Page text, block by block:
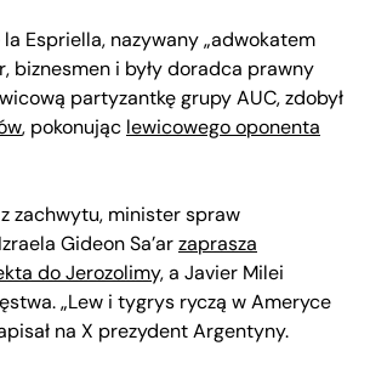
Espriella, nazywany „adwokatem
biznesmen i były doradca prawny
partyzantkę grupy AUC, zdobył
, pokonując lewicowego oponenta
zachwytu, minister spraw
Gideon Sa’arzaprasza
do Jerozolimy,a Javier Milei
„Lew i tygrys ryczą w Ameryce
na X prezydent Argentyny.